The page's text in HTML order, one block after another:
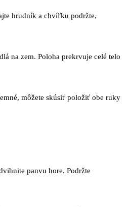
hrudník a chvíľku podržte,
na zem. Poloha prekrvuje celé telo
môžete skúsiť položiť obe ruky
panvu hore. Podržte